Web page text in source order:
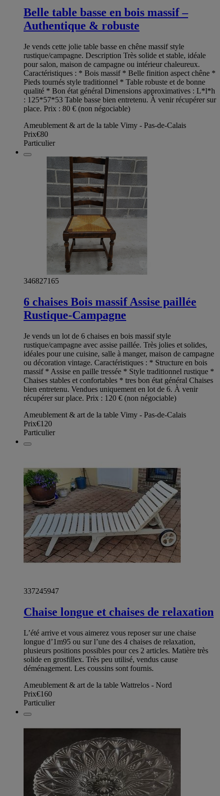
Belle table basse en bois massif –
Authentique & robuste
Je vends cette jolie table basse en chêne massif style
rustique/campagne. Description Très solide et stable, idéale
pour salon, maison de campagne ou intérieur chaleureux.
Caractéristiques : * Bois massif * Belle finition aspect chêne *
Pieds tournés style traditionnel * Table robuste et de bonne
qualité * Bon état général Dimensions approximatives : L*l*h
: 125*57*53 Table basse bien entretenu. À venir récupérer sur
place. Prix : 80 € (non négociable)
Ameublement & art de la table Vimy - Pas-de-Calais
Prix€80
Particulier
346827165
6 chaises Bois massif Assise paillée
Rustique-Campagne
Je vends un lot de 6 chaises en bois massif style
rustique/campagne avec assise paillée. Très jolies et solides,
idéales pour une cuisine, salle à manger, maison de campagne
ou décoration vintage. Caractéristiques : * Structure en bois
massif * Assise en paille tressée * Style traditionnel rustique *
Chaises stables et confortables * tres bon état général Chaises
bien entretenu. Vendues uniquement en lot de 6. À venir
récupérer sur place. Prix : 120 € (non négociable)
Ameublement & art de la table Vimy - Pas-de-Calais
Prix€120
Particulier
337245947
Chaise longue et chaises de relaxation
L’été arrive et vous aimerez vous reposer sur une chaise
longue d’1m95 ou sur l’une des 4 chaises de relaxation,
plusieurs positions possibles pour ces 2 articles. Matière très
solide en grosfillex. Très peu utilisé, vendus cause
déménagement. Les coussins sont fournis.
Ameublement & art de la table Wattrelos - Nord
Prix€160
Particulier